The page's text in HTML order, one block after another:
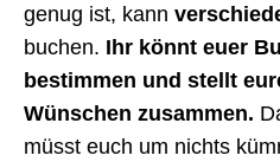
genug ist, kann
buchen. Ihr könnt euer
bestimmen und stellt
Wünschen zusammen.
müsst euch um nichts